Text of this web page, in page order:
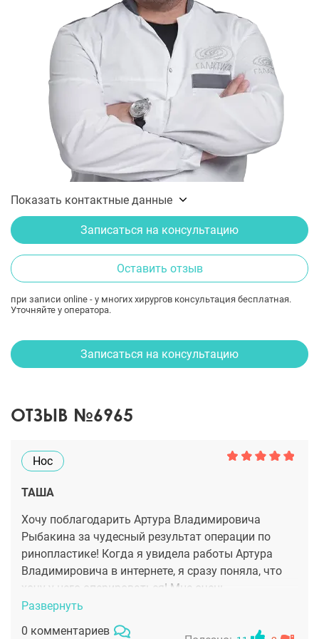
Показать контактные данные
Записаться на консультацию
Оставить отзыв
при записи online - у многих хирургов консультация бесплатная.
Уточняйте у оператора.
Записаться на консультацию
ОТЗЫВ №6965
Нос
ТАША
Хочу поблагодарить Артура Владимировича
Рыбакина за чудесный результат операции по
ринопластике! Когда я увидела работы Артура
Владимировича в интернете, я сразу поняла, что
хочу у него оперироваться! Мне очень
понравились его работы, прям очень! Решив не
тянуть время, я записалась к нему на
Развернуть
0 комментариев